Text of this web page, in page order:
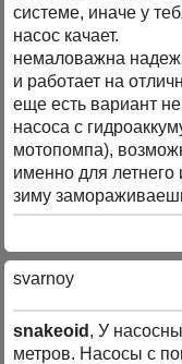
системе, иначе у
насос качает.
немаловажна
и работает на
еще есть вариант
насоса с
мотопомпа),
именно для летнего
зиму
svarnoy
snakeoid , У
метров. Насосы с